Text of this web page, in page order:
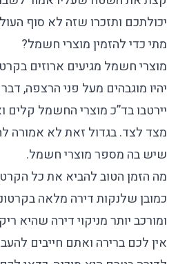
יכולתכם ותזכרו שזה לא סוף
מתי כדי להזמין מוצרי חשמל?
מוצרי חשמל מגיעים ארוזים
יהיו מוגבהים מעל פני הרצפה,
יירטבו בד”כ מוצרי החשמל קלים
מצד לצד. בגדול זאת לא אמורה
שיש בה מספר מוצרי חשמל.
מה הזמן הטוב להביא את כל
כמובן שלנקות דירה מלאה
ומורכב יותר מניקוי דירה שהיא
אין לכם ברירה ואתם חייבים